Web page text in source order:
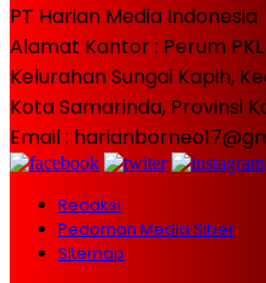
PT Harian Media Indonesia
Alamat Kantor : Perum PKL
Kelurahan Sungai Kapih,
Kota Samarinda, Provinsi
Email :
Redaksi
Pedoman Media Siber
Sitemap